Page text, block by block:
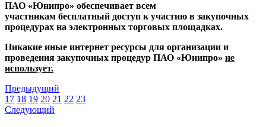
ПАО «Юнипро» обеспечивает всем
участникам бесплатный доступ к участию в закупочных
процедурах на электронных торговых площадках.
Никакие иные интернет ресурсы для организации и
проведения закупочных процедур ПАО «Юнипро» не
использует.
Предыдущий
17 18 19 20 21 22 23
Следующий